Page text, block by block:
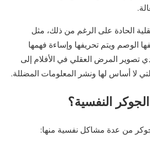
الحادة على الرغم من ذلك، مثل
الوصم ويتم تحريفها وإساءة فهمها
تصوير المرض العقلي في الأفلام إلى
لا أساس لها ونشر المعلومات المضللة.
النفسية؟
من عدة مشاكل نفسية منها: